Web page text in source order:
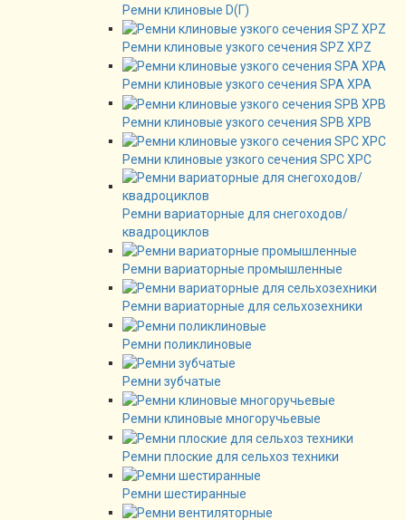
Ремни клиновые D(Г)
Ремни клиновые узкого сечения SPZ XPZ
Ремни клиновые узкого сечения SPA XPA
Ремни клиновые узкого сечения SPB XPB
Ремни клиновые узкого сечения SPC XPC
Ремни вариаторные для снегоходов/
квадроциклов
Ремни вариаторные промышленные
Ремни вариаторные для сельхозехники
Ремни поликлиновые
Ремни зубчатые
Ремни клиновые многоручьевые
Ремни плоские для сельхоз техники
Ремни шестиранные